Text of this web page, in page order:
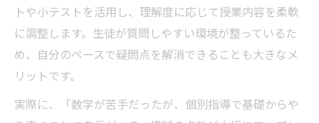
トや小テストを活用し、理解度に応じて授業内容を柔軟
に調整します。生徒が質問しやすい環境が整っているた
め、自分のペースで疑問点を解消できることも大きなメ
リットです。
実際に、「数学が苦手だったが、個別指導で基礎からや